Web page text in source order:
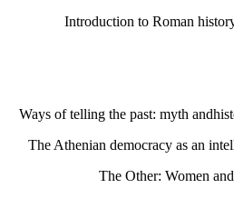
Introduction to Roman
Ways of telling the past: myth
The Athenian democracy as an
The Other: Women